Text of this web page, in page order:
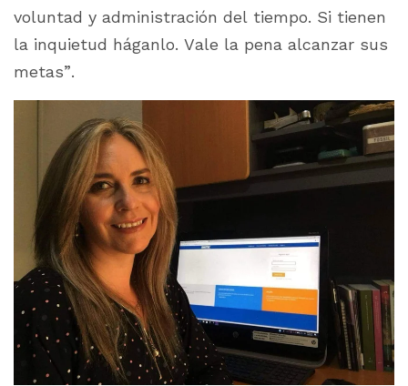
voluntad y administración del tiempo. Si tienen
la inquietud háganlo. Vale la pena alcanzar sus
metas”.